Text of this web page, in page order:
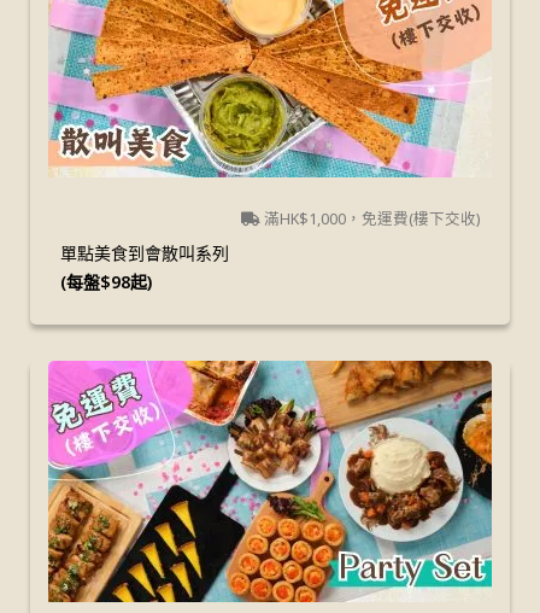
滿HK$1,000，免運費(樓下交收)
單點美食到會散叫系列
(每盤$98起)